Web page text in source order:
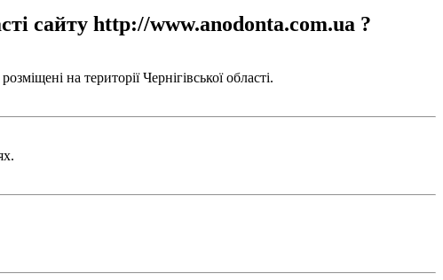
сайту http://www.anodonta.com.ua ?
на території Чернігівської області.